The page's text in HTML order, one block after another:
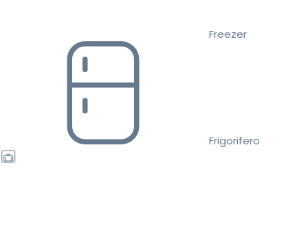
Freezer
Frigorifero